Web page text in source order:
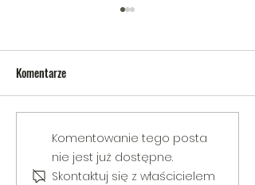
V Gminny Turniej Szachowy o
Puchar Burmistrza Bełżyc
Komentarze
Komentowanie tego posta
nie jest już dostępne.
Skontaktuj się z właścicielem